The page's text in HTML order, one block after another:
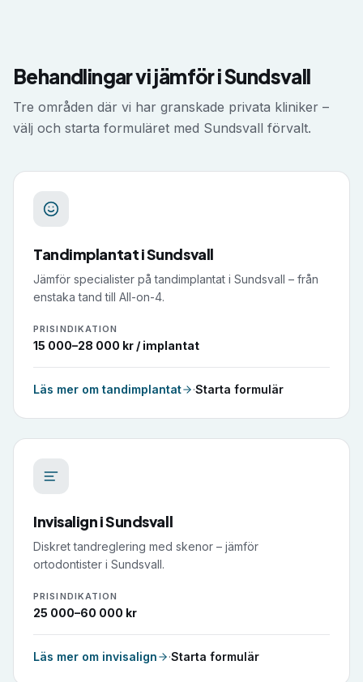
Behandlingar vi jämför iSundsvall
Tre områden där vi har granskade privata kliniker –
välj och starta formuläret med Sundsvall förvalt.
TandimplantatiSundsvall
Jämför specialister på tandimplantat i Sundsvall – från
enstaka tand till All-on-4.
PRISINDIKATION
15 000–28 000 kr / implantat
Läs mer om tandimplantat ·Starta formulär
InvisaligniSundsvall
Diskret tandreglering med skenor – jämför
ortodontister i Sundsvall.
PRISINDIKATION
25 000–60 000 kr
Läs mer om invisalign ·Starta formulär